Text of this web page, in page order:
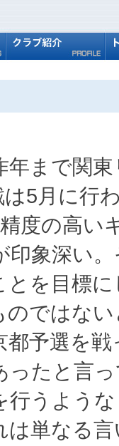
年まで関
は5月に行
度の高い
印象深い
とを目標
のではな
都予選を
ったと言
行うよう
は単なる